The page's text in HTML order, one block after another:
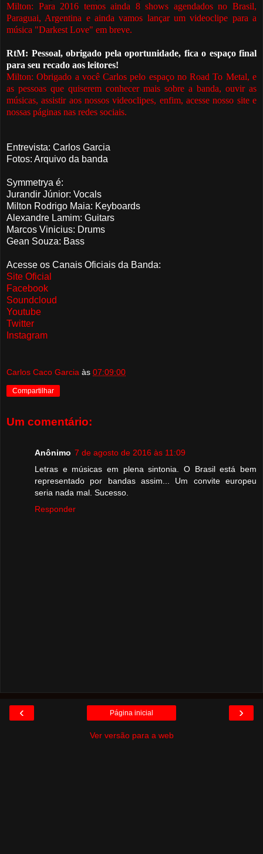
Milton: Para 2016 temos ainda 8 shows agendados no Brasil,
Paraguai, Argentina e ainda vamos lançar um videoclipe para a
música "Darkest Love" em breve.
RtM: Pessoal, obrigado pela oportunidade, fica o espaço final
para seu recado aos leitores!
Milton: Obrigado a você Carlos pelo espaço no Road To Metal, e
as pessoas que quiserem conhecer mais sobre a banda, ouvir as
músicas, assistir aos nossos videoclipes, enfim, acesse nosso site e
nossas páginas nas redes sociais.
Entrevista: Carlos Garcia
Fotos: Arquivo da banda
Symmetrya é:
Jurandir Júnior: Vocals
Milton Rodrigo Maia: Keyboards
Alexandre Lamim: Guitars
Marcos Vinicius: Drums
Gean Souza: Bass
Acesse os Canais Oficiais da Banda:
Site Oficial
Facebook
Soundcloud
Youtube
Twitter
Instagram
Carlos Caco Garcia às 07:09:00
Compartilhar
Um comentário:
Anônimo 7 de agosto de 2016 às 11:09
Letras e músicas em plena sintonia. O Brasil está bem
representado por bandas assim... Um convite europeu
seria nada mal. Sucesso.
Responder
‹ ›
Página inicial
Ver versão para a web